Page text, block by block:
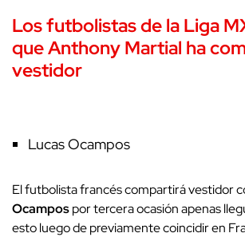
Los futbolistas de la Liga
que Anthony Martial ha
vestidor
Lucas Ocampos
El futbolista francés compartirá vestidor
Ocampospor tercera ocasión apenas
esto luego de previamente coincidir en